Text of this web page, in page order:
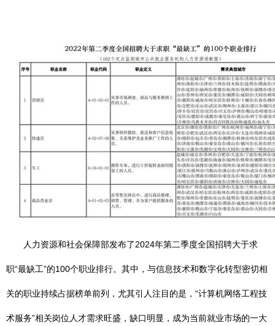
人力资源和社会保障部发布了2024年第二季度全国招聘大于求
职“最缺工”的100个职业排行。其中，与信息技术和数字化转型密切相
关的职业持续占据榜单前列，尤其引人注目的是，“计算机网络工程技
术服务”相关岗位人才需求旺盛，缺口明显，成为当前就业市场的一大